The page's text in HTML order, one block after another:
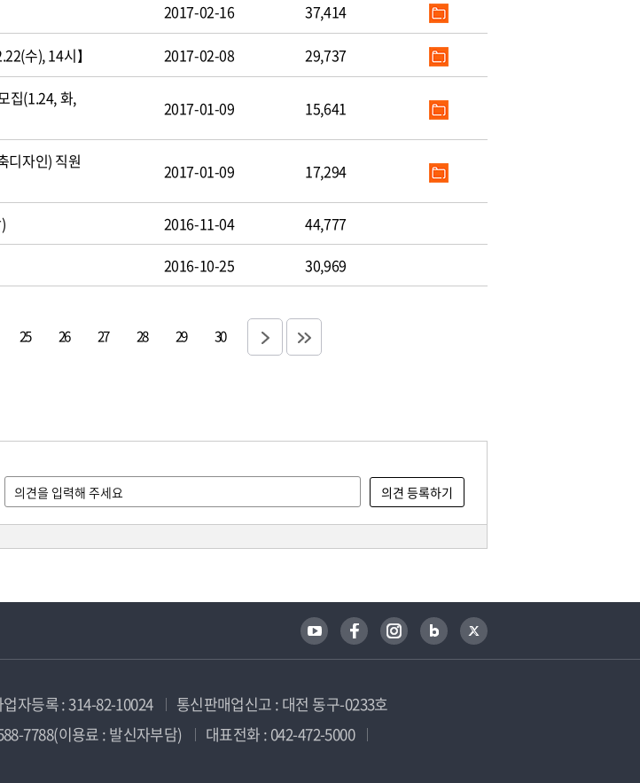
2017-02-16 37,414
수), 14시】 2017-02-08 29,737
집(1.24, 화,
2017-01-09 15,641
디자인) 직원
2017-01-09 17,294
2016-11-04
44,777
2016-10-25 30,969
25 26 27 28 29 30
업자등록 : 314-82-10024
통신판매업신고 : 대전 동구-0233호
7788(이용료 : 발신자부담)
대표전화 : 042-472-5000